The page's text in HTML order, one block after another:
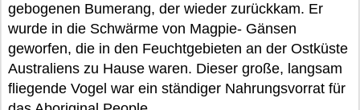
gebogenen Bumerang, der wieder zurückkam. Er
wurde in die Schwärme von Magpie- Gänsen
geworfen, die in den Feuchtgebieten an der Ostküste
Australiens zu Hause waren. Dieser große, langsam
fliegende Vogel war ein ständiger Nahrungsvorrat für